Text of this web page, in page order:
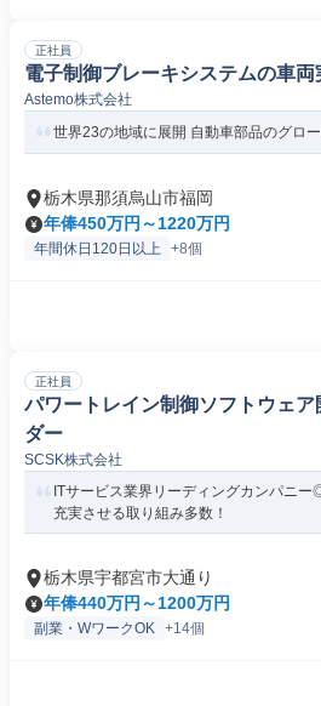
正社員
電子制御ブレーキシステムの車両
Astemo株式会社
世界23の地域に展開 自動車部品のグロ
栃木県那須烏山市福岡
年俸450万円～1220万円
年間休日120日以上 +8個
正社員
パワートレイン制御ソフトウェ
ダー
SCSK株式会社
ITサービス業界リーディングカンパニ
充実させる取り組み多数！
栃木県宇都宮市大通り
年俸440万円～1200万円
副業・WワークOK +14個